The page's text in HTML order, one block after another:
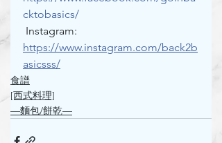
cktobasics/
Instagram:
https://www.instagram.com/back2b
asicsss/
食譜
[西式料理]
—麵包/餅乾—